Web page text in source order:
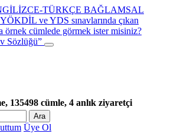
Sözlüğü”
135498 cümle, 4 anlık ziyaretçi
Ara
Üye Ol